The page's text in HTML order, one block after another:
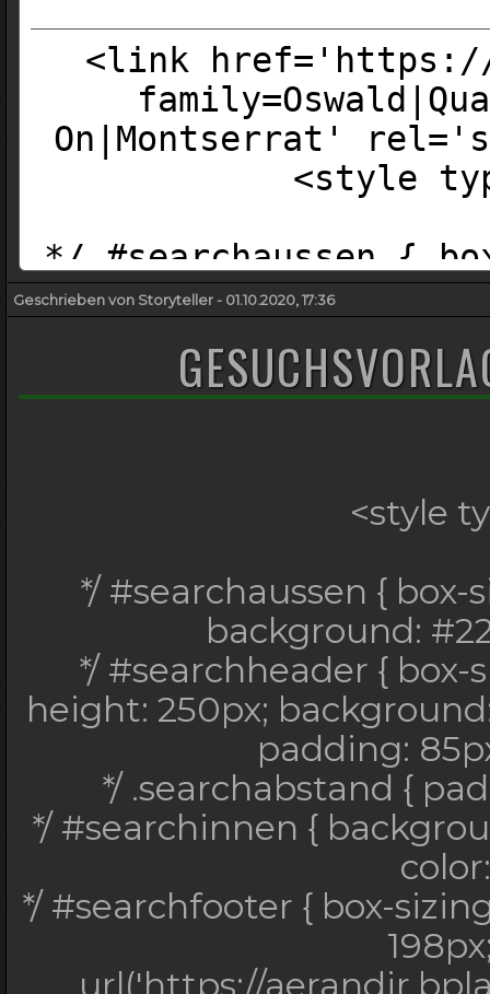
<link href='https://
On|Montserrat'
<style
*/ #searchaussen {
500px; background:
500px;
*/ .searchabstand {
*/ #searchinnen {
30px 20px;
*/ #searchfooter {
500px;
url('https://
.jpg'); background-
*/ #searchfooter a
*/ #searchfooter
*/ a:link {
Geschrieben von Storyteller - 01.10.2020, 17:36
<style
*/ #searchaussen {
background:
*/ #searchheader {
height: 250px;
padding:
*/ .searchabstand {
*/ #searchinnen {
*/ #searchfooter { box-
url('https://